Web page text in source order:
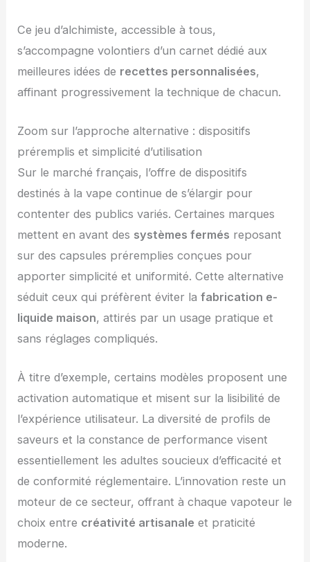
Ce jeu d’alchimiste, accessible à tous,
s’accompagne volontiers d’un carnet dédié aux
meilleures idées de recettes personnalisées,
affinant progressivement la technique de chacun.
Zoom sur l’approche alternative : dispositifs
préremplis et simplicité d’utilisation
Sur le marché français, l’offre de dispositifs
destinés à la vape continue de s’élargir pour
contenter des publics variés. Certaines marques
mettent en avant des systèmes fermés reposant
sur des capsules préremplies conçues pour
apporter simplicité et uniformité. Cette alternative
séduit ceux qui préfèrent éviter lafabrication e-
liquide maison, attirés par un usage pratique et
sans réglages compliqués.
À titre d’exemple, certains modèles proposent une
activation automatique et misent sur la lisibilité de
l’expérience utilisateur. La diversité de profils de
saveurs et la constance de performance visent
essentiellement les adultes soucieux d’efficacité et
de conformité réglementaire. L’innovation reste un
moteur de ce secteur, offrant à chaque vapoteur le
choix entre créativité artisanale et praticité
moderne.